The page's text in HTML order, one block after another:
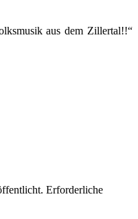
aus dem Zillertal!!“
Erforderliche